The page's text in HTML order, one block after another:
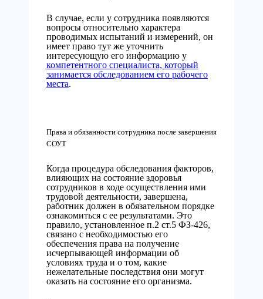
В случае, если у сотрудника появляются
вопросы относительно характера
проводимых испытаний и измерений, он
имеет право тут же уточнить
интересующую его информацию у
компетентного специалиста, который
занимается обследованием его рабочего
места.
Права и обязанности сотрудника после завершения
СОУТ
Когда процедура обследования факторов,
влияющих на состояние здоровья
сотрудников в ходе осуществления ими
трудовой деятельности, завершена,
работник должен в обязательном порядке
ознакомиться с ее результатами. Это
правило, установленное п.2 ст.5 ФЗ-426,
связано с необходимостью его
обеспечения права на получение
исчерпывающей информации об
условиях труда и о том, какие
нежелательные последствия они могут
оказать на состояние его организма.